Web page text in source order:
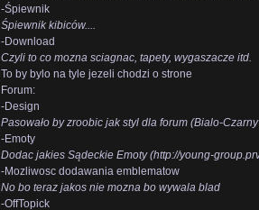
-Śpiewnik
Śpiewnik kibiców....
-Download
Czyli to co mozna sciagnac, tapety, wygaszacze itd.
To by bylo na tyle jezeli chodzi o strone
Forum:
-Design
Pasowało by zroobic jak styl dla forum (Bialo-
-Emoty
Dodac jakies Sądeckie Emoty (http://young-
-Mozliwosc dodawania emblematow
No bo teraz jakos nie mozna bo wywala blad
-OffTopick